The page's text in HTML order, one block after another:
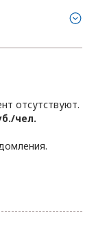
отсутствуют.
чел.